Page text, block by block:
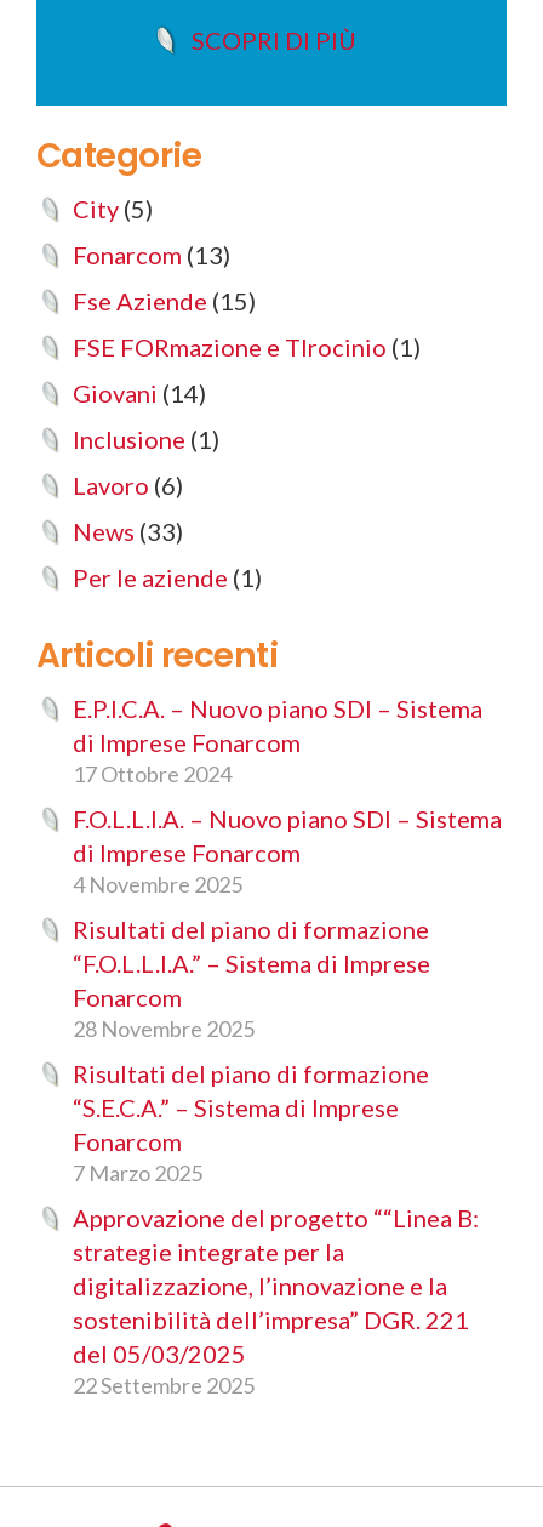
SCOPRI DI PIÙ
Categorie
City (5)
Fonarcom (13)
Fse Aziende (15)
FSE FORmazione e TIrocinio (1)
Giovani (14)
Inclusione (1)
Lavoro (6)
News (33)
Per le aziende (1)
Articoli recenti
E.P.I.C.A. – Nuovo piano SDI – Sistema
di Imprese Fonarcom
17 Ottobre 2024
F.O.L.L.I.A. – Nuovo piano SDI – Sistema
di Imprese Fonarcom
4 Novembre 2025
Risultati del piano di formazione
“F.O.L.L.I.A.” – Sistema di Imprese
Fonarcom
28 Novembre 2025
Risultati del piano di formazione
“S.E.C.A.” – Sistema di Imprese
Fonarcom
7 Marzo 2025
Approvazione del progetto ““Linea B:
strategie integrate per la
digitalizzazione, l’innovazione e la
sostenibilità dell’impresa” DGR. 221
del 05/03/2025
22 Settembre 2025